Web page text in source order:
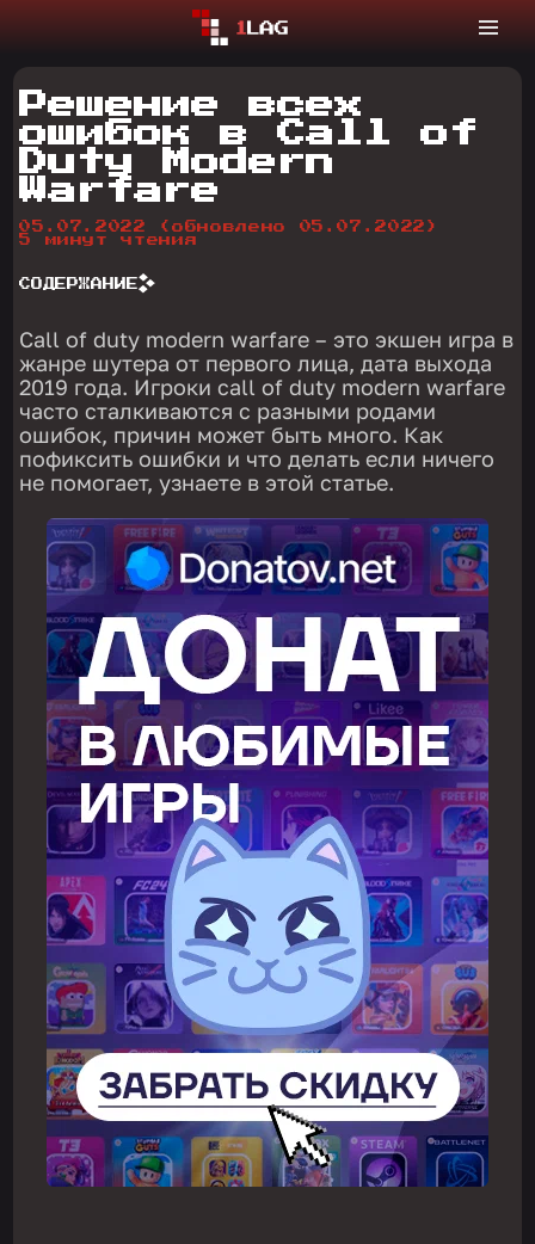
Решение всех
ошибок в Call of
Duty Modern
Warfare
05.07.2022
(обновлено 05.07.2022)
5 минут чтения
СОДЕРЖАНИЕ
Call of duty modern warfare – это экшен игра в
жанре шутера от первого лица, дата выхода
2019 года. Игроки call of duty modern warfare
часто сталкиваются с разными родами
ошибок, причин может быть много. Как
пофиксить ошибки и что делать если ничего
не помогает, узнаете в этой статье.